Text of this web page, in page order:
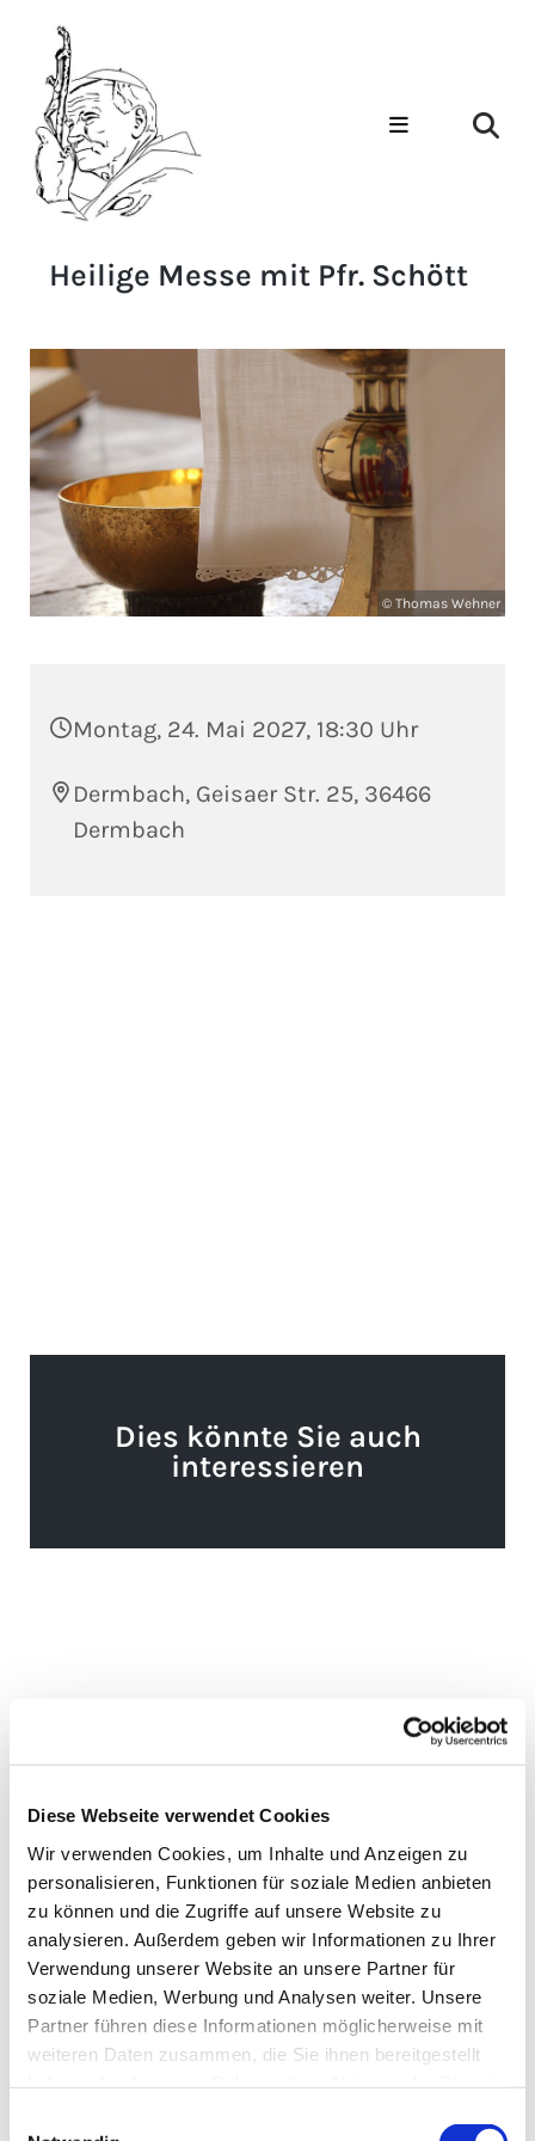
Diese Webseite verwendet Cookies
Wir verwenden Cookies, um Inhalte und Anzeigen zu
personalisieren, Funktionen für soziale Medien anbieten
zu können und die Zugriffe auf unsere Website zu
analysieren. Außerdem geben wir Informationen zu Ihrer
Verwendung unserer Website an unsere Partner für
soziale Medien, Werbung und Analysen weiter. Unsere
Partner führen diese Informationen möglicherweise mit
weiteren Daten zusammen, die Sie ihnen bereitgestellt
Heilige Messe mit Pfr. Schött
© Thomas Wehner
Montag, 24. Mai 2027, 18:30 Uhr
Dermbach, Geisaer Str. 25, 36466
Dermbach
Dies könnte Sie auch
interessieren